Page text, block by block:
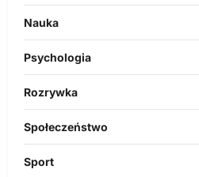
Nauka
Psychologia
Rozrywka
Społeczeństwo
Sport